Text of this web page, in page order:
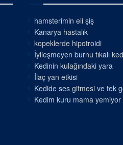
hamsterimin eli şiş
Kanarya hastalık
kopeklerde hipotroidi
İyileşmeyen burnu tıkalı
Kedinin kulağındaki yara
İlaç yan etkisi
Kedide ses gitmesi ve tek
Kedim kuru mama yemiyor